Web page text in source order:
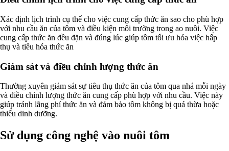
Xác định lịch trình cụ thể cho việc cung cấp thức ăn sao cho phù hợp
với nhu cầu ăn của tôm và điều kiện môi trường trong ao nuôi. Việc
cung cấp thức ăn đều đặn và đúng lúc giúp tôm tối ưu hóa việc hấp
thụ và tiêu hóa thức ăn
Giám sát và điều chỉnh lượng thức ăn
Thường xuyên giám sát sự tiêu thụ thức ăn của tôm qua nhá mỗi ngày
và điều chỉnh lượng thức ăn cung cấp phù hợp với nhu cầu. Việc này
giúp tránh lãng phí thức ăn và đảm bảo tôm không bị quá thừa hoặc
thiếu dinh dưỡng.
Sử dụng công nghệ vào nuôi tôm